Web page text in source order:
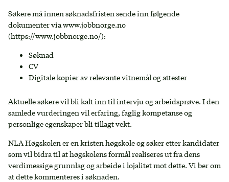
Søkere må innen søknadsfristen sende inn følgende
dokumenter via www.jobbnorge.no
(https://www.jobbnorge.no/):
Søknad
CV
Digitale kopier av relevante vitnemål og attester
Aktuelle søkere vil bli kalt inn til intervju og arbeidsprøve. I den
samlede vurderingen vil erfaring, faglig kompetanse og
personlige egenskaper bli tillagt vekt.
NLA Høgskolen er en kristen høgskole og søker etter kandidater
som vil bidra til at høgskolens formål realiseres ut fra dens
verdimessige grunnlag og arbeide i lojalitet mot dette. Vi ber om
at dette kommenteres i søknaden.